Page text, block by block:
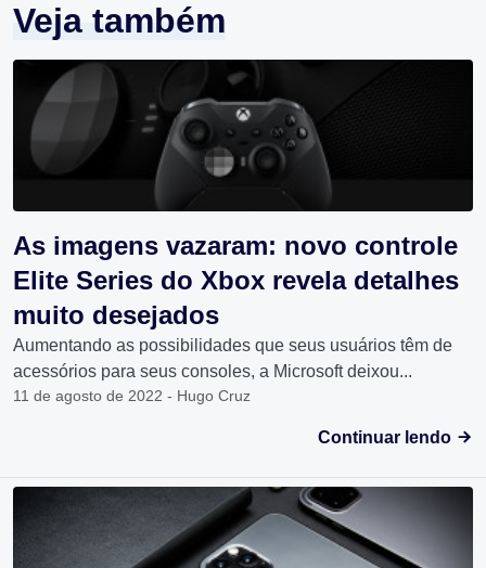
Veja também
As imagens vazaram: novo controle
Elite Series do Xbox revela detalhes
muito desejados
Aumentando as possibilidades que seus usuários têm de
acessórios para seus consoles, a Microsoft deixou...
11 de agosto de 2022 - Hugo Cruz
Continuar lendo